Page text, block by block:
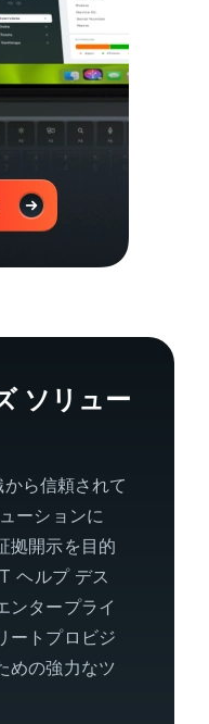
ソリュー
ら信頼されて
ーションに
拠開示を目的
ヘルプ デス
ンタープライ
ートプロビジ
めの強力なツ